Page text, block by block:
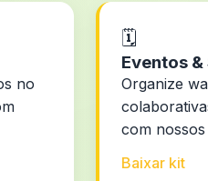
no
🗓️
Eventos
Organize
com nossos
Baixar kit